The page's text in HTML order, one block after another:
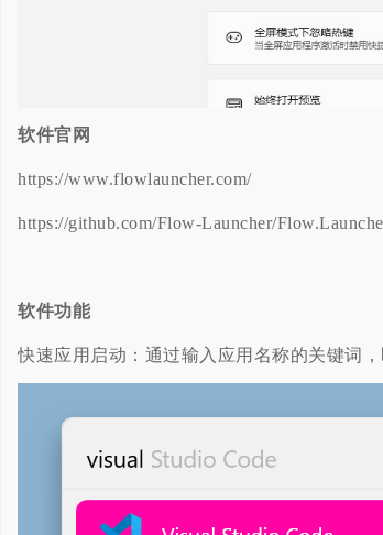
软件官网
https://www.flowlauncher.com/
https://github.com/Flow-Launcher/
软件功能
快速应用启动：通过输入应用名称的关键词